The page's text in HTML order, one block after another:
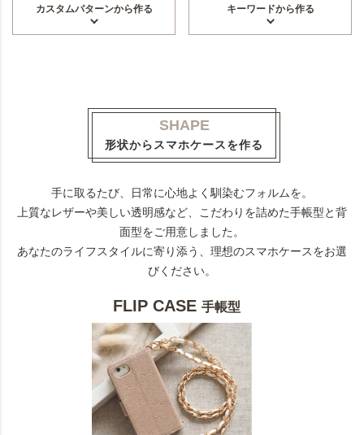
カスタムパターンから作る キーワードから作る
SHAPE
形状からスマホケースを作る
手に取るたび、日常に心地よく馴染むフォルムを。
上質なレザーや美しい透明感など、こだわりを詰めた手帳型と背
面型をご用意しました。
あなたのライフスタイルに寄り添う、理想のスマホケースをお選
びください。
FLIP CASE手帳型